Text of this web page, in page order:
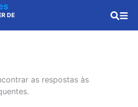
DE
as respostas às